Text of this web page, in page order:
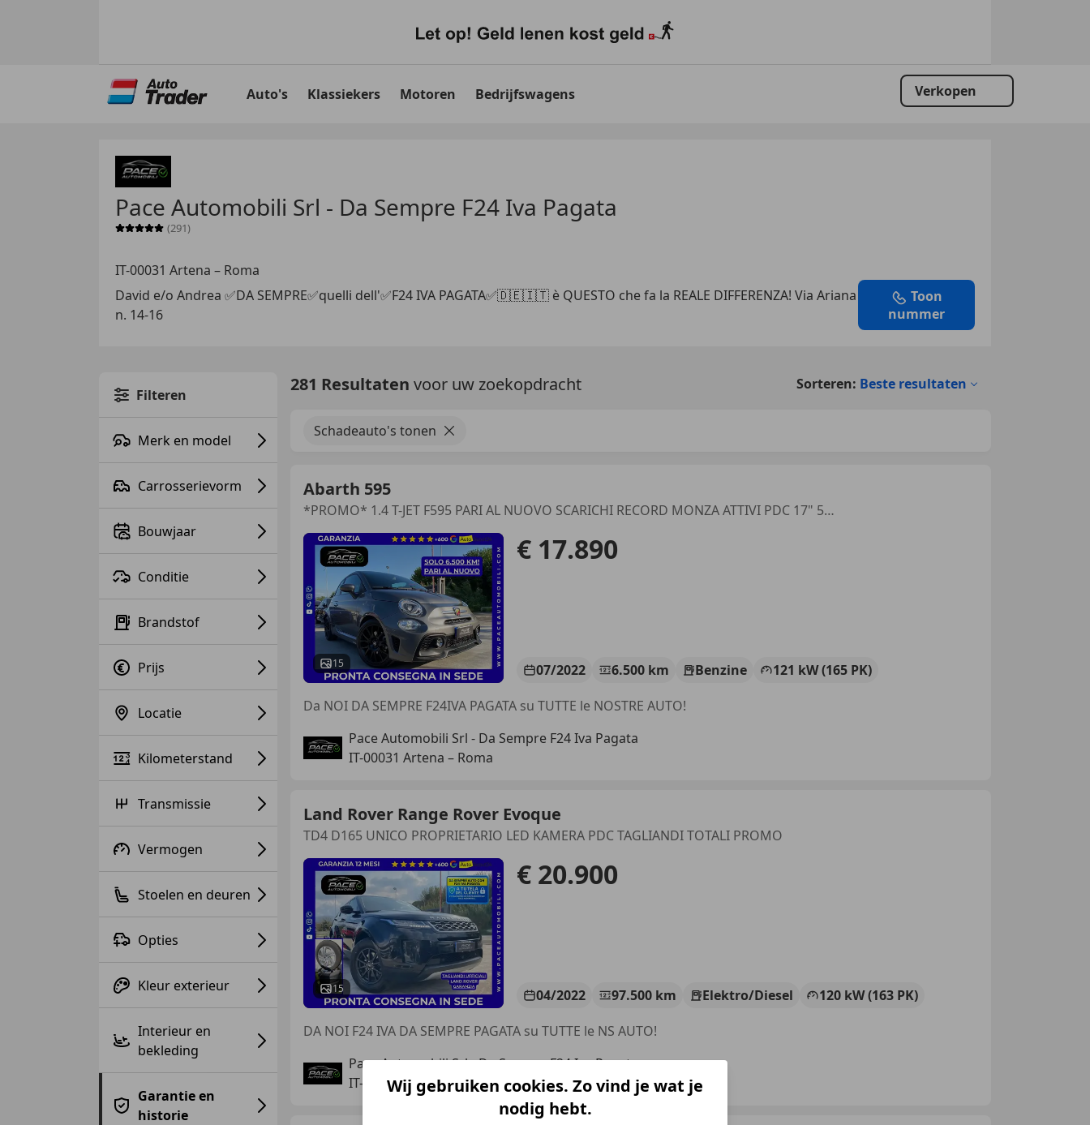
Auto's Klassiekers Motoren Bedrijfswagens Verkopen
Pace Automobili Srl - Da Sempre F24 Iva Pagata
Sterrenbeoordeling 5 van 5
(291)
IT-00031 Artena – Roma
David e/o Andrea ✅DA SEMPRE✅quelli dell'✅F24 IVA PAGATA✅🇩🇪🇮🇹 è QUESTO che fa la REALE DIFFERENZA! Via Ariana
n. 14-16
Toon
nummer
Filteren
Merk en model
Carrosserievorm
Bouwjaar
Conditie
Brandstof
Prijs
Locatie
Kilometerstand
Transmissie
Vermogen
Stoelen en deuren
Opties
Kleur exterieur
Interieur en
bekleding
Garantie en
historie
281 Resultaten voor uw zoekopdracht Sorteren: Beste resultaten
Schadeauto's tonen
Abarth 595
*PROMO* 1.4 T-JET F595 PARI AL NUOVO SCARICHI RECORD MONZA ATTIVI PDC 17" 50 ESIMO FORMULA ITALIA
15
€ 17.890
07/2022 6.500 km Benzine
121 kW (165 PK)
Da NOI DA SEMPRE F24IVA PAGATA su TUTTE le NOSTRE AUTO!
Pace Automobili Srl - Da Sempre F24 Iva Pagata
IT-00031 Artena – Roma
Land Rover Range Rover Evoque
TD4 D165 UNICO PROPRIETARIO LED KAMERA PDC TAGLIANDI TOTALI PROMO
15
€ 20.900
04/2022 97.500 km Elektro/Diesel
120 kW (163 PK)
DA NOI F24 IVA DA SEMPRE PAGATA su TUTTE le NS AUTO!
Pace Automobili Srl - Da Sempre F24 Iva Pagata
IT-00031 Artena – Roma
Wij gebruiken cookies. Zo vind je wat je
nodig hebt.